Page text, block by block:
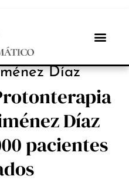
Díaz
Díaz
pacientes